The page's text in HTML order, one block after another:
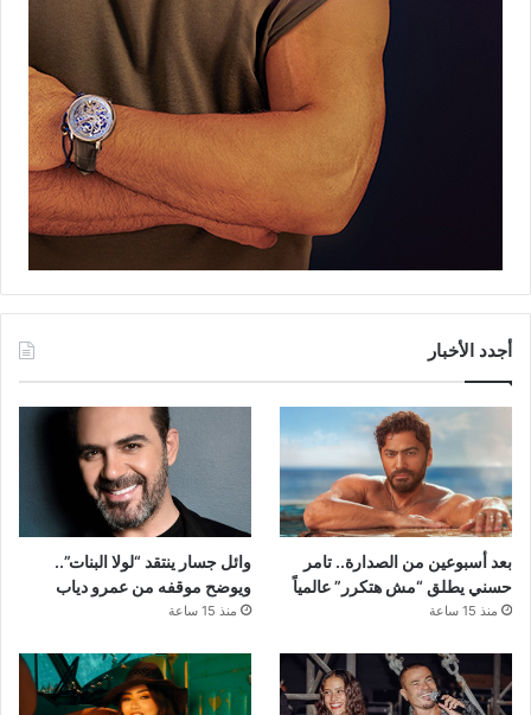
أجدد الأخبار
بعد أسبوعين من الصدارة.. تامر
حسني يطلق “مش هتكرر” عالمياً
منذ 15 ساعة
وائل جسار ينتقد “لولا البنات”..
ويوضح موقفه من عمرو دياب
منذ 15 ساعة